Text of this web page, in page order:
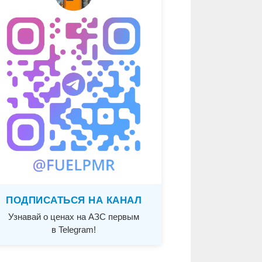
ПОДПИСАТЬСЯ НА КАНАЛ
Узнавай о ценах на АЗС первым
в Telegram!